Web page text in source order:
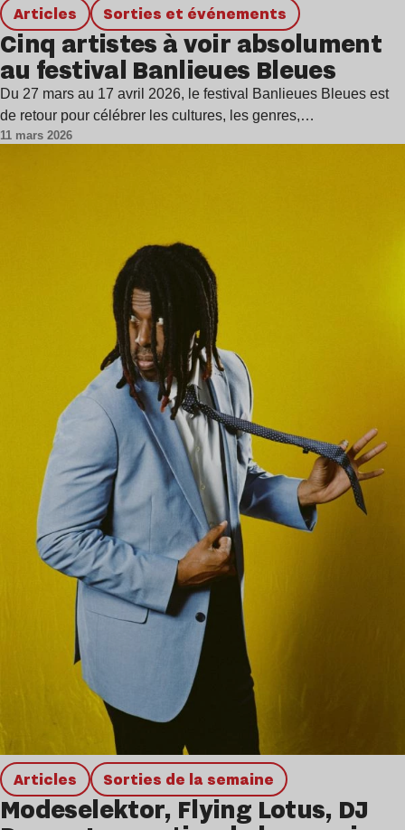
Articles Sorties et événements
Cinq artistes à voir absolument
au festival Banlieues Bleues
Du 27 mars au 17 avril 2026, le festival Banlieues Bleues est
de retour pour célébrer les cultures, les genres,…
11 mars 2026
Articles Sorties de la semaine
Modeselektor, Flying Lotus, DJ